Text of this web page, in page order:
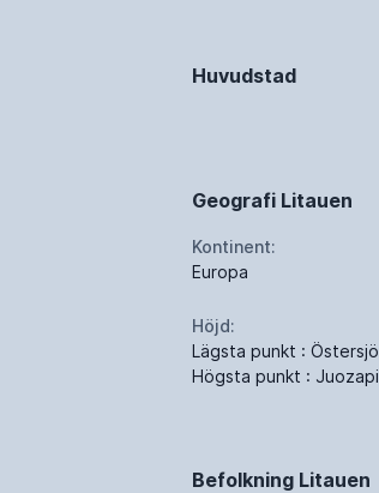
Huvudstad
Geografi Litauen
Kontinent:
Europa
Höjd:
Lägsta punkt :
Högsta punkt :
Befolkning Litauen